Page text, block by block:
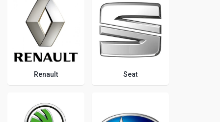
Renault Seat